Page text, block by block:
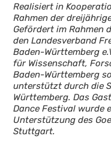
Realisiert in
Rahmen der
Gefördert im Rahmen
den Landesverband
Baden-Württemberg
für Wissenschaft,
Baden-Württemberg
unterstützt durch die
Württemberg. Das
Dance Festival wurde
Unterstützung des
Stuttgart.